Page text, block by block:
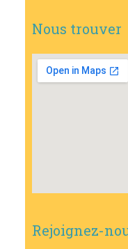
Nous trouver
Rejoignez-